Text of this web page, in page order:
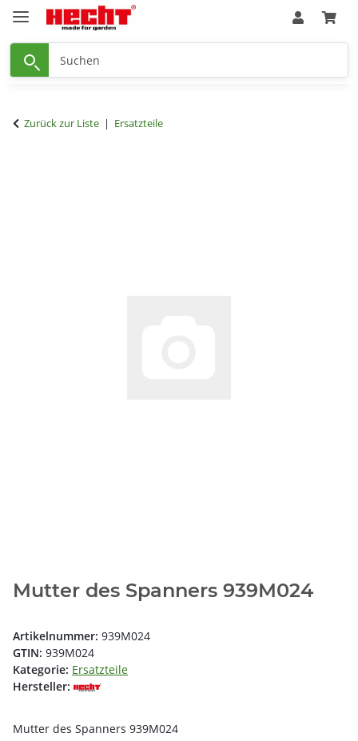
Zurück zur Liste Ersatzteile
Mutter des Spanners 939M024
Artikelnummer: 939M024
GTIN: 939M024
Kategorie: Ersatzteile
Hersteller:
Mutter des Spanners 939M024